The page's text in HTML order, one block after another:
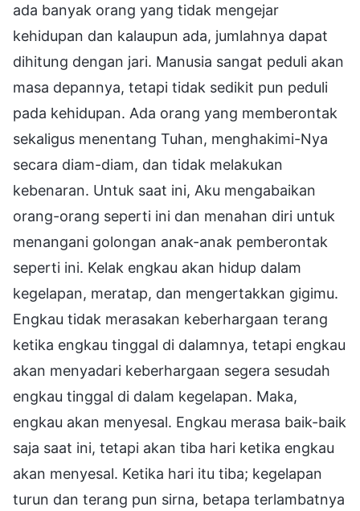
ada banyak orang yang tidak mengejar
kehidupan dan kalaupun ada, jumlahnya dapat
dihitung dengan jari. Manusia sangat peduli akan
masa depannya, tetapi tidak sedikit pun peduli
pada kehidupan. Ada orang yang memberontak
sekaligus menentang Tuhan, menghakimi-Nya
secara diam-diam, dan tidak melakukan
kebenaran. Untuk saat ini, Aku mengabaikan
orang-orang seperti ini dan menahan diri untuk
menangani golongan anak-anak pemberontak
seperti ini. Kelak engkau akan hidup dalam
kegelapan, meratap, dan mengertakkan gigimu.
Engkau tidak merasakan keberhargaan terang
ketika engkau tinggal di dalamnya, tetapi engkau
akan menyadari keberhargaan segera sesudah
engkau tinggal di dalam kegelapan. Maka,
engkau akan menyesal. Engkau merasa baik-baik
saja saat ini, tetapi akan tiba hari ketika engkau
akan menyesal. Ketika hari itu tiba; kegelapan
turun dan terang pun sirna, betapa terlambatnya